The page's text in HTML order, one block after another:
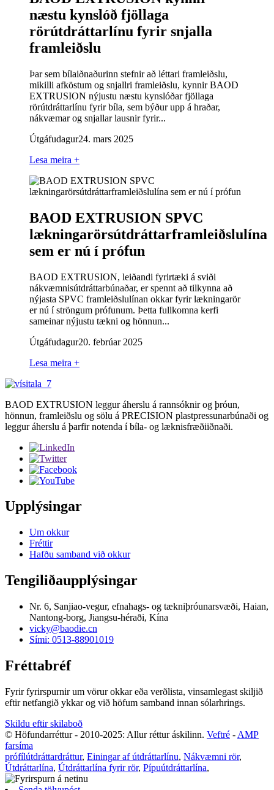
næstu kynslóð fjöllaga
rörútdráttarlínu fyrir snjalla
framleiðslu
Þar sem bílaiðnaðurinn stefnir að léttari framleiðslu,
mikilli afköstum og snjallri framleiðslu, kynnir BAOD
EXTRUSION nýjustu næstu kynslóðar fjöllaga
rörútdráttarlínu fyrir bíla, sem býður upp á hraðar,
nákvæmar og snjallar lausnir fyrir...
Útgáfudagur24. mars 2025
Lesa meira +
BAOD EXTRUSION SPVC
lækningarörsútdráttarframleiðslulína
sem er nú í prófun
BAOD EXTRUSION, leiðandi fyrirtæki á sviði
nákvæmnisútdráttarbúnaðar, er spennt að tilkynna að
nýjasta SPVC framleiðslulínan okkar fyrir lækningarör
er nú í ströngum prófunum. Þetta fullkomna kerfi
sameinar nýjustu tækni og hönnun...
Útgáfudagur20. febrúar 2025
Lesa meira +
BAOD EXTRUSION leggur áherslu á rannsóknir og þróun,
hönnun, framleiðslu og sölu á PRECISION plastpressunarbúnaði og
leggur áherslu á þarfir notenda í bíla- og læknisfræðiiðnaði.
Upplýsingar
Um okkur
Fréttir
Hafðu samband við okkur
Tengiliðaupplýsingar
Nr. 6, Sanjiao-vegur, efnahags- og tækniþróunarsvæði, Haian,
Nantong-borg, Jiangsu-héraði, Kína
vicky@baodie.cn
Sími: 0513-88901019
Fréttabréf
Fyrir fyrirspurnir um vörur okkar eða verðlista, vinsamlegast skiljið
eftir netfangið ykkar og við höfum samband innan sólarhrings.
Skildu eftir skilaboð
© Höfundarréttur - 2010-2025: Allur réttur áskilinn. Veftré - AMP
farsíma
prófílútdráttardráttur, Einingar af útdráttarlínu, Nákvæmni rör,
Útdráttarlína, Útdráttarlína fyrir rör, Pípuútdráttarlína,